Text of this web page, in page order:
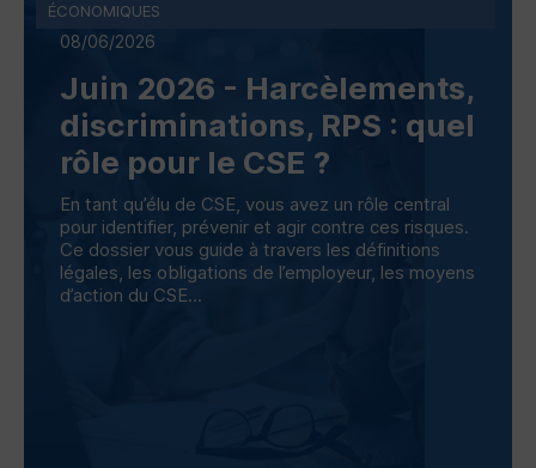
08/06/2026
Juin 2026 - Harcèlements,
discriminations, RPS : quel
rôle pour le CSE ?
En tant qu’élu de CSE, vous avez un rôle central
pour identifier, prévenir et agir contre ces risques.
Ce dossier vous guide à travers les définitions
légales, les obligations de l’employeur, les moyens
d’action du CSE...
ÉCONOMIQUES